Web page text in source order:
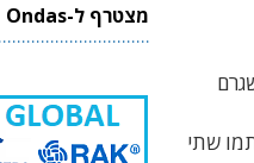
שתי
מצטרף ל-Ondas